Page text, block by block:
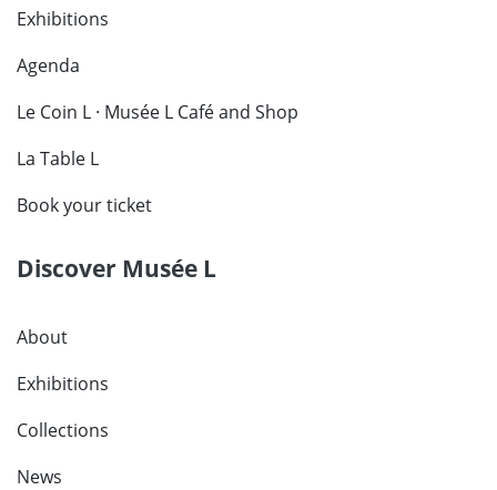
Exhibitions
Agenda
Le Coin L · Musée L Café and Shop
La Table L
Book your ticket
Discover Musée L
About
Exhibitions
Collections
News